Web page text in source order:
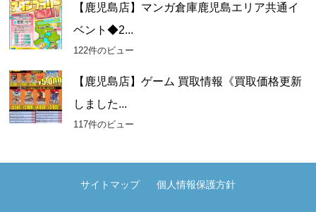
【鹿児島店】マンガ倉庫鹿児島エリア共通イ
ベント◆2...
122件のビュー
【鹿児島店】ゲーム 買取情報《買取価格更新
しました...
117件のビュー
サイトマップ 個人情報保護方針